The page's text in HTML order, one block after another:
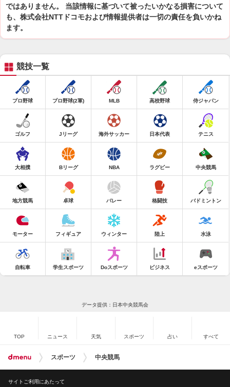
ではありません。 当該情報に基づいて被ったいかなる損害について
も、株式会社NTTドコモおよび情報提供者は一切の責任を負いかね
ます。
競技一覧
プロ野球 プロ野球(2軍) MLB 高校野球 侍ジャパン
ゴルフ Jリーグ 海外サッカー 日本代表 テニス
大相撲 Bリーグ NBA ラグビー 中央競馬
地方競馬 卓球 バレー 格闘技 バドミントン
モーター フィギュア ウィンター 陸上 水泳
自転車 学生スポーツ Doスポーツ ビジネス eスポーツ
データ提供：日本中央競馬会
TOP ニュース 天気 スポーツ 占い すべて
スポーツ 中央競馬
サイトご利用にあたって